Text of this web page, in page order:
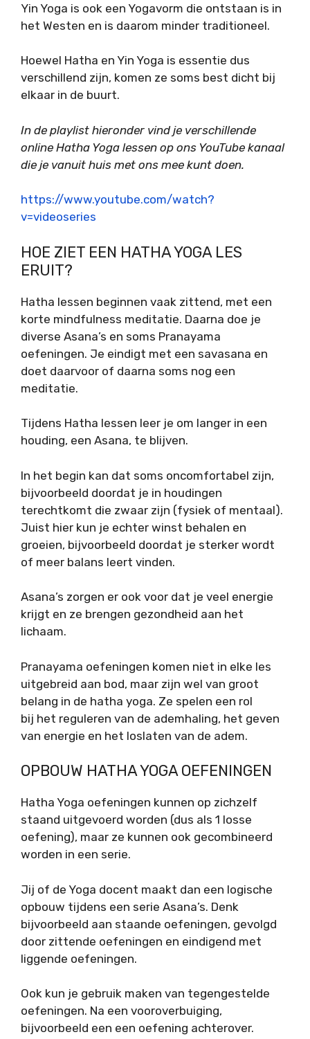
Yin Yoga is ook een Yogavorm die ontstaan is in
het Westen en is daarom minder traditioneel.
Hoewel Hatha en Yin Yoga is essentie dus
verschillend zijn, komen ze soms best dicht bij
elkaar in de buurt.
In de playlist hieronder vind je verschillende
online Hatha Yoga lessen op ons YouTube kanaal
die je vanuit huis met ons mee kunt doen.
https://www.youtube.com/watch?
v=videoseries
HOE ZIET EEN HATHA YOGA LES
ERUIT?
Hatha lessen beginnen vaak zittend, met een
korte mindfulness meditatie. Daarna doe je
diverse Asana’s en soms Pranayama
oefeningen. Je eindigt met een savasana en
doet daarvoor of daarna soms nog een
meditatie.
Tijdens Hatha lessen leer je om langer in een
houding, een Asana, te blijven.
In het begin kan dat soms oncomfortabel zijn,
bijvoorbeeld doordat je in houdingen
terechtkomt die zwaar zijn (fysiek of mentaal).
Juist hier kun je echter winst behalen en
groeien, bijvoorbeeld doordat je sterker wordt
of meer balans leert vinden.
Asana’s zorgen er ook voor dat je veel energie
krijgt en ze brengen gezondheid aan het
lichaam.
Pranayama oefeningen komen niet in elke les
uitgebreid aan bod, maar zijn wel van groot
belang in de hatha yoga. Ze spelen een rol
bij het reguleren van de ademhaling, het geven
van energie en het loslaten van de adem.
OPBOUW HATHA YOGA OEFENINGEN
Hatha Yoga oefeningen kunnen op zichzelf
staand uitgevoerd worden (dus als 1 losse
oefening), maar ze kunnen ook gecombineerd
worden in een serie.
Jij of de Yoga docent maakt dan een logische
opbouw tijdens een serie Asana’s. Denk
bijvoorbeeld aan staande oefeningen, gevolgd
door zittende oefeningen en eindigend met
liggende oefeningen.
Ook kun je gebruik maken van tegengestelde
oefeningen. Na een vooroverbuiging,
bijvoorbeeld een een oefening achterover.